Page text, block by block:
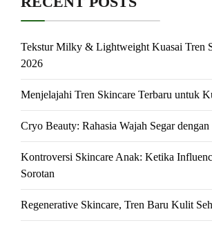
Tekstur Milky & Lightweight Kuasai Tren
2026
Menjelajahi Tren Skincare Terbaru untuk
Cryo Beauty: Rahasia Wajah Segar
Kontroversi Skincare Anak: Ketika
Sorotan
Regenerative Skincare, Tren Baru Kulit